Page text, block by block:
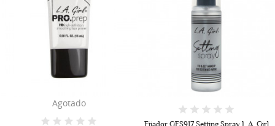
Agotado
Fijador GFS917 Setting Spray L.A. Girl